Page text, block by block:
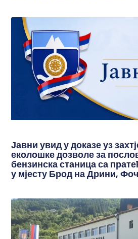
Јавни увид у доказе уз
еколошке дозволе за
бензинска станица са
у мјесту Брод на Дрини,